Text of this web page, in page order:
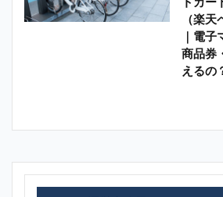
（楽天
｜電子
商品券
えるの